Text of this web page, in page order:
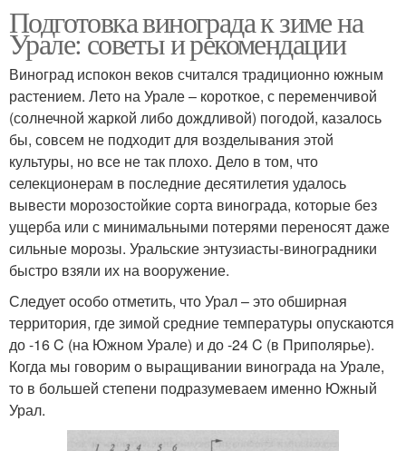
Подготовка винограда к зиме на
Урале: советы и рекомендации
Виноград испокон веков считался традиционно южным
растением. Лето на Урале – короткое, с переменчивой
(солнечной жаркой либо дождливой) погодой, казалось
бы, совсем не подходит для возделывания этой
культуры, но все не так плохо. Дело в том, что
селекционерам в последние десятилетия удалось
вывести морозостойкие сорта винограда, которые без
ущерба или с минимальными потерями переносят даже
сильные морозы. Уральские энтузиасты-виноградники
быстро взяли их на вооружение.
Следует особо отметить, что Урал – это обширная
территория, где зимой средние температуры опускаются
до -16 C (на Южном Урале) и до -24 C (в Приполярье).
Когда мы говорим о выращивании винограда на Урале,
то в большей степени подразумеваем именно Южный
Урал.